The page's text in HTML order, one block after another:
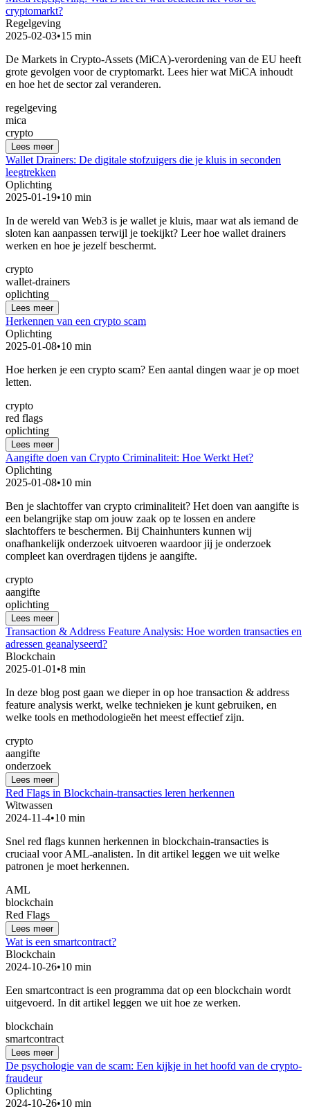
cryptomarkt?
Regelgeving
2025-02-03•15 min
De Markets in Crypto-Assets (MiCA)-verordening van de EU heeft
grote gevolgen voor de cryptomarkt. Lees hier wat MiCA inhoudt
en hoe het de sector zal veranderen.
regelgeving
mica
crypto
Lees meer
Wallet Drainers: De digitale stofzuigers die je kluis in seconden
leegtrekken
Oplichting
2025-01-19•10 min
In de wereld van Web3 is je wallet je kluis, maar wat als iemand de
sloten kan aanpassen terwijl je toekijkt? Leer hoe wallet drainers
werken en hoe je jezelf beschermt.
crypto
wallet-drainers
oplichting
Lees meer
Herkennen van een crypto scam
Oplichting
2025-01-08•10 min
Hoe herken je een crypto scam? Een aantal dingen waar je op moet
letten.
crypto
red flags
oplichting
Lees meer
Aangifte doen van Crypto Criminaliteit: Hoe Werkt Het?
Oplichting
2025-01-08•10 min
Ben je slachtoffer van crypto criminaliteit? Het doen van aangifte is
een belangrijke stap om jouw zaak op te lossen en andere
slachtoffers te beschermen. Bij Chainhunters kunnen wij
onafhankelijk onderzoek uitvoeren waardoor jij je onderzoek
compleet kan overdragen tijdens je aangifte.
crypto
aangifte
oplichting
Lees meer
Transaction & Address Feature Analysis: Hoe worden transacties en
adressen geanalyseerd?
Blockchain
2025-01-01 •8 min
In deze blog post gaan we dieper in op hoe transaction & address
feature analysis werkt, welke technieken je kunt gebruiken, en
welke tools en methodologieën het meest effectief zijn.
crypto
aangifte
onderzoek
Lees meer
Red Flags in Blockchain-transacties leren herkennen
Witwassen
2024-11-4•10 min
Snel red flags kunnen herkennen in blockchain-transacties is
cruciaal voor AML-analisten. In dit artikel leggen we uit welke
patronen je moet herkennen.
AML
blockchain
Red Flags
Lees meer
Wat is een smartcontract?
Blockchain
2024-10-26•10 min
Een smartcontract is een programma dat op een blockchain wordt
uitgevoerd. In dit artikel leggen we uit hoe ze werken.
blockchain
smartcontract
Lees meer
De psychologie van de scam: Een kijkje in het hoofd van de crypto-
fraudeur
Oplichting
2024-10-26•10 min